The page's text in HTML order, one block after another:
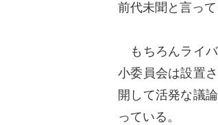
前代未聞と言って
もちろんライバ
小委員会は設置
開して活発な議
っている。